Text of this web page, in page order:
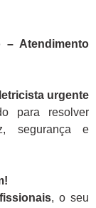
– Atendimento
urgente
para resolver
segurança e
, o seu